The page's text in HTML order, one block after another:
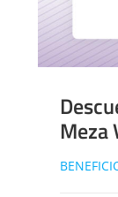
Meza